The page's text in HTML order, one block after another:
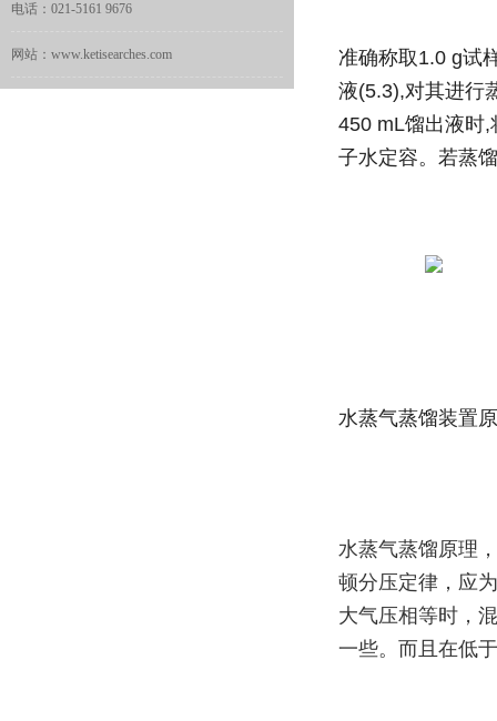
电话：021-5161 9676
网站：www.ketisearches.com
准确称取1.0 g试
液(5.3),对其进行
450 mL馏出液时
子水定容。若蒸
水蒸气蒸馏装置
水蒸气蒸馏原理
顿分压定律，应
大气压相等时，
一些。而且在低